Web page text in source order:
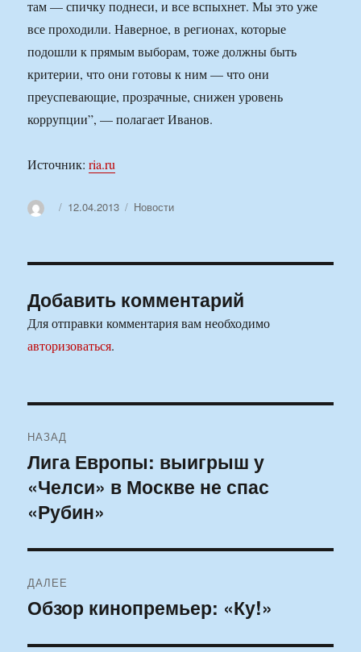
там — спичку поднеси, и все вспыхнет. Мы это уже
все проходили. Наверное, в регионах, которые
подошли к прямым выборам, тоже должны быть
критерии, что они готовы к ним — что они
преуспевающие, прозрачные, снижен уровень
коррупции”, — полагает Иванов.
Источник:ria.ru
АвторОпубликовано
12.04.2013 Рубрики
Новости
Добавить комментарий
Для отправки комментария вам необходимо
авторизоваться.
по
записям
НАЗАД
Предыдущая
запись:
Лига Европы: выигрыш у
«Челси» в Москве не спас
«Рубин»
ДАЛЕЕ
Следующая
Обзор кинопремьер: «Ку!»